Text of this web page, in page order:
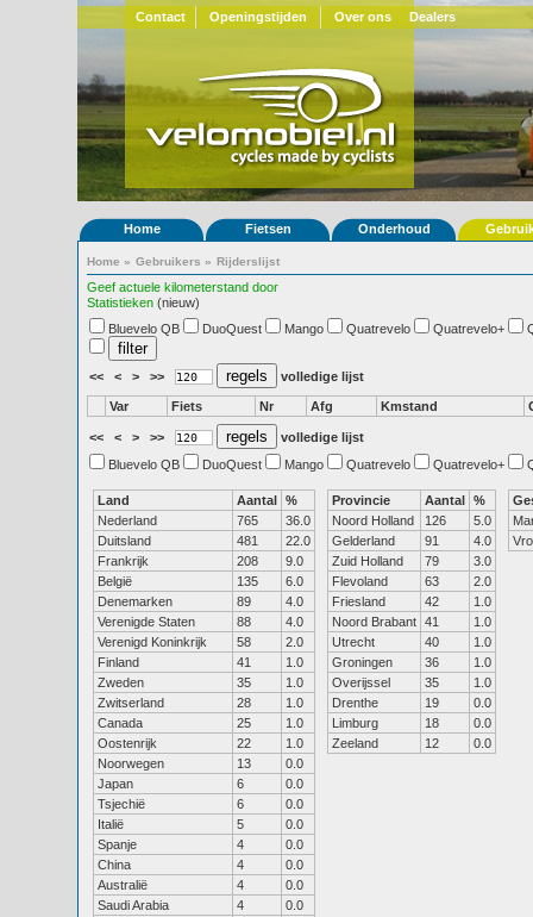
Contact Openingstijden Over ons Dealers
Home Fietsen Onderhoud
Home » Gebruikers » Rijderslijst
Geef actuele kilometerstand door
Statistieken (nieuw)
Bluevelo QB
DuoQuest Mango Quatrevelo Quatrevelo+
<< < > >> volledige lijst
Var Fiets Nr Afg Kmstand
<< < > >>
volledige lijst
Bluevelo QB
DuoQuest Mango Quatrevelo Quatrevelo+
Land Aantal %
Nederland
765
36.0
Duitsland
481
22.0
Frankrijk
208
9.0
België
135
6.0
Denemarken
89
4.0
Verenigde Staten
88
4.0
Verenigd Koninkrijk
58
2.0
Finland
41
1.0
Zweden
35
1.0
Zwitserland
28
1.0
Canada
25
1.0
Oostenrijk
22
1.0
Noorwegen
13
0.0
Japan
6
0.0
Tsjechië
6
0.0
Italië
5
0.0
Spanje
4
0.0
China
4
0.0
Australië
4
0.0
Saudi Arabia
4
0.0
Provincie Aantal %
Noord Holland
126
5.0
Gelderland
91
4.0
Zuid Holland
79
3.0
Flevoland
63
2.0
Friesland
42
1.0
Noord Brabant 41
1.0
Utrecht
40
1.0
Groningen
36
1.0
Overijssel
35
1.0
Drenthe
19
0.0
Limburg
18
0.0
Zeeland
12 0.0